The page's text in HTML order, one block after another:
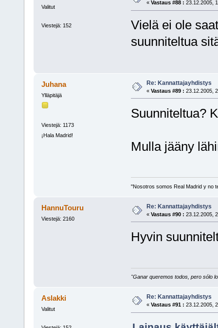
Valitut
Viestejä: 152
« Vastaus #88 : 23.12.2005,
Vielä ei ole
suunniteltua
Juhana
Ylläpitäjä
Viestejä: 1173
¡Hala Madrid!
Re: Kannattajayhdistys
« Vastaus #89 : 23.12.2005,
Suunniteltua?
Mulla jääny
"Nosotros somos Real Madrid y no
HannuTouru
Viestejä: 2160
Re: Kannattajayhdistys
« Vastaus #90 : 23.12.2005,
Hyvin
"Ganar queremos todos, pero sólo
Aslakki
Valitut
Re: Kannattajayhdistys
« Vastaus #91 : 23.12.2005,